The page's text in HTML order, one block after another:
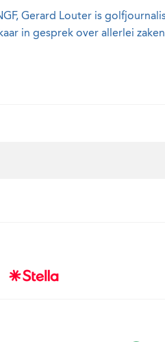
Gerard Louter is
in gesprek over allerlei